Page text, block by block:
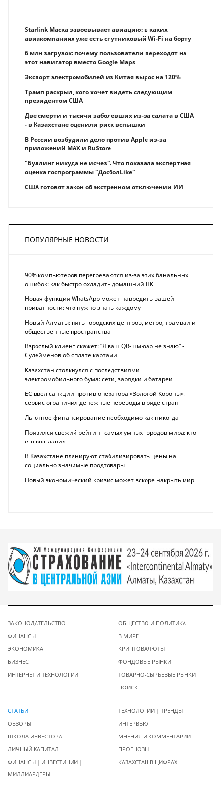
Starlink Маска завоевывает авиацию: в каких
авиакомпаниях уже есть спутниковый Wi-Fi на борту
6 млн загрузок: почему пользователи переходят на
этот навигатор вместо Google Maps
Экспорт электромобилей из Китая вырос на 120%
Трамп раскрыл, кого хочет видеть следующим
президентом США
Две смерти и тысячи заболевших из-за салата в США
- в Казахстане оценили риск вспышки
В России возбудили дело против Apple из-за
приложений MAX и RuStore
"Буллинг никуда не исчез". Что показала экспертная
оценка госпрограммы "ДосболLike"
США готовят закон об экстренном отключении ИИ
ПОПУЛЯРНЫЕ НОВОСТИ
90% компьютеров перегреваются из-за этих банальных
ошибок: как быстро охладить домашний ПК
Новая функция WhatsApp может навредить вашей
приватности: что нужно знать каждому
Новый Алматы: пять городских центров, метро, трамваи и
общественные пространства
Взрослый клиент скажет: “Я ваш QR-шмюар не знаю“ -
Сулейменов об оплате картами
Казахстан столкнулся с последствиями
электромобильного бума: сети, зарядки и батареи
ЕС ввел санкции против оператора «Золотой Короны»,
сервис ограничил денежные переводы в ряде стран
Льготное финансирование необходимо как никогда
Появился свежий рейтинг самых умных городов мира: кто
его возглавил
В Казахстане планируют стабилизировать цены на
социально значимые продтовары
Новый экономический кризис может вскоре накрыть мир
ЗАКОНОДАТЕЛЬСТВО
ФИНАНСЫ
ЭКОНОМИКА
БИЗНЕС
ИНТЕРНЕТ И ТЕХНОЛОГИИ
ОБЩЕСТВО И ПОЛИТИКА
В МИРЕ
КРИПТОВАЛЮТЫ
ФОНДОВЫЕ РЫНКИ
ТОВАРНО-СЫРЬЕВЫЕ РЫНКИ
ПОИСК
СТАТЬИ
ОБЗОРЫ
ШКОЛА ИНВЕСТОРА
ЛИЧНЫЙ КАПИТАЛ
ФИНАНСЫ | ИНВЕСТИЦИИ |
МИЛЛИАРДЕРЫ
ТЕХНОЛОГИИ | ТРЕНДЫ
ИНТЕРВЬЮ
МНЕНИЯ И КОММЕНТАРИИ
ПРОГНОЗЫ
КАЗАХСТАН В ЦИФРАХ